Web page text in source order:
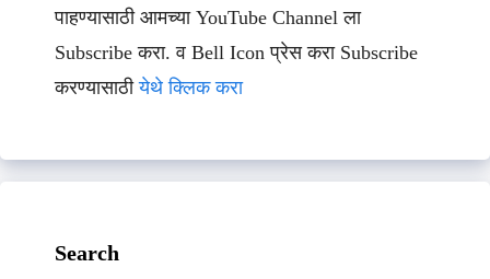
पाहण्यासाठी आमच्या YouTube Channel ला
Subscribe करा. व Bell Icon प्रेस करा Subscribe
करण्यासाठीयेथे क्लिक करा
Search